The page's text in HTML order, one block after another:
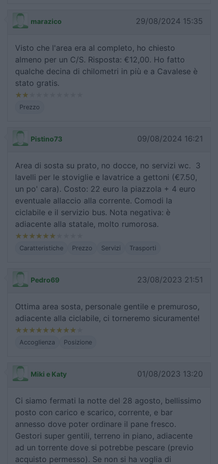
marazico 29/08/2024 15:35
Visto che l'area era al completo, ho chiesto
almeno per un C/S. Risposta: €12,00. Ho fatto
qualche decina di chilometri in più e a Cavalese è
stato gratis.
Prezzo
Pistino73 09/08/2024 16:21
Area di sosta su prato, no docce, no servizi wc. 3
lavelli per le stoviglie e lavatrice a gettoni (€7.50,
un po' cara). Costo: 22 euro la piazzola + 4 euro
eventuale allaccio alla corrente. Comodi la
ciclabile e il servizio bus. Nota negativa: è
adiacente alla statale, molto rumorosa.
Caratteristiche Prezzo Servizi Trasporti
Pedro69 23/08/2023 21:51
Ottima area sosta, personale gentile e premuroso,
adiacente alla ciclabile, ci torneremo sicuramente!
Accoglienza Posizione
Miki e Katy 01/08/2023 13:20
Ci siamo fermati la notte del 28 agosto, bellissimo
posto con carico e scarico, corrente, e bar
annesso dove poter ordinare il pane fresco.
Gestori super gentili, terreno in piano, adiacente
ad un torrente dove si potrebbe pescare (previo
acquisto permesso). Se non si ha voglia di